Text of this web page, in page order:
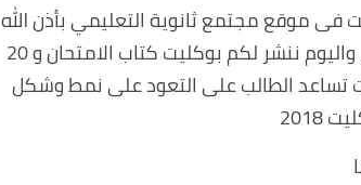
فى موقع مجتمع ثانوية التعليمي بأذن الله
نصل بك الى الدرجة النهائية فى اللغة العربية والمواد الاخرى ، واليوم ننشر لكم بوكليت كتاب الامتحان و 20
تساعد الطالب على التعود على نمط وشكل